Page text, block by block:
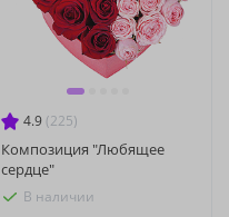
4.9 (225)
Композиция "Любящее
сердце"
В наличии